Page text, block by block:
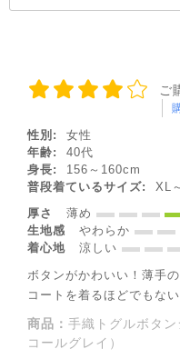
ご
性別:
女性
年齢:
40代
身長:
156～160cm
普段着ているサイズ:
XL～
厚さ
薄め
生地感
やわらか
着心地
涼しい
ボタンがかわいい！薄手
コートを着るほどでもな
商品： 手織トグルボタ
コールグレイ）